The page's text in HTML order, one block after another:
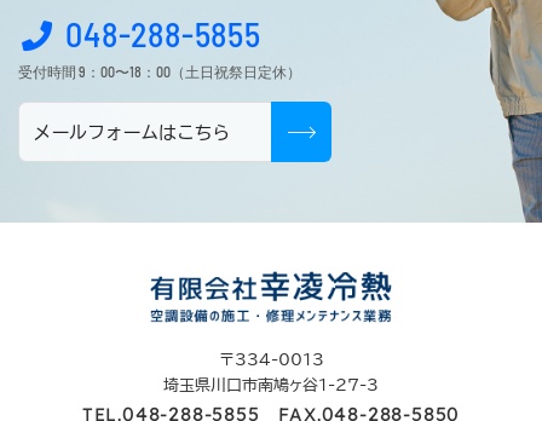
048-288-5855
受付時間 9：00〜18：00（土日祝祭日定休）
メールフォームはこちら
〒334-0013
埼玉県川口市南鳩ヶ谷1-27-3
TEL.048-288-5855 FAX.048-288-5850